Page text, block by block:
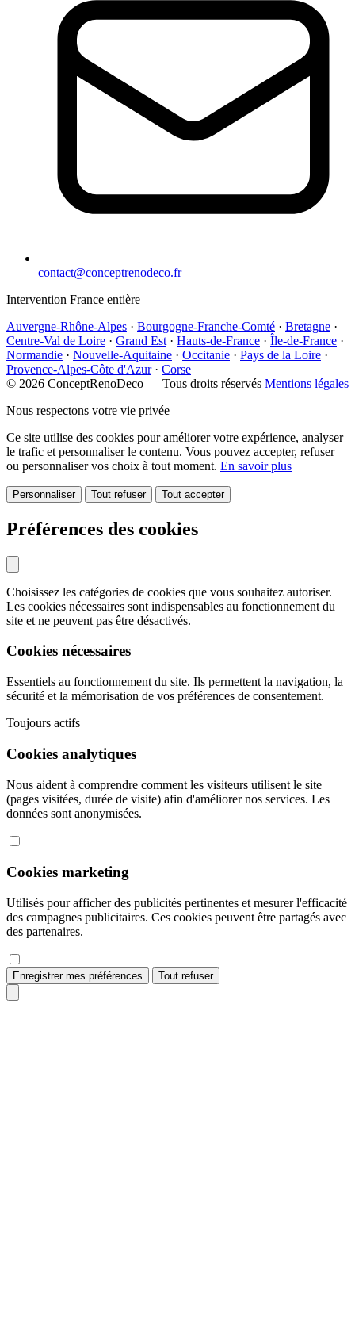
contact@conceptrenodeco.fr
Intervention France entière
Auvergne-Rhône-Alpes · Bourgogne-Franche-Comté · Bretagne ·
Centre-Val de Loire · Grand Est · Hauts-de-France · Île-de-France ·
Normandie · Nouvelle-Aquitaine · Occitanie · Pays de la Loire ·
Provence-Alpes-Côte d'Azur · Corse
© 2026 ConceptRenoDeco — Tous droits réservés Mentions légales
Nous respectons votre vie privée
Ce site utilise des cookies pour améliorer votre expérience, analyser
le trafic et personnaliser le contenu. Vous pouvez accepter, refuser
ou personnaliser vos choix à tout moment. En savoir plus
Personnaliser Tout refuser Tout accepter
Préférences des cookies
Choisissez les catégories de cookies que vous souhaitez autoriser.
Les cookies nécessaires sont indispensables au fonctionnement du
site et ne peuvent pas être désactivés.
Cookies nécessaires
Essentiels au fonctionnement du site. Ils permettent la navigation, la
sécurité et la mémorisation de vos préférences de consentement.
Toujours actifs
Cookies analytiques
Nous aident à comprendre comment les visiteurs utilisent le site
(pages visitées, durée de visite) afin d'améliorer nos services. Les
données sont anonymisées.
Cookies marketing
Utilisés pour afficher des publicités pertinentes et mesurer l'efficacité
des campagnes publicitaires. Ces cookies peuvent être partagés avec
des partenaires.
Enregistrer mes préférences Tout refuser